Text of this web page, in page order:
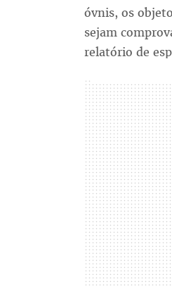
óvnis, os
sejam
relatório de